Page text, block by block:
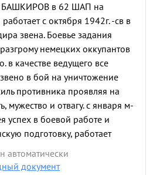
БАШКИРОВ в 62 ШАП на
с октября 1942г. -св в
звена. Боевье задания
немецких оккупантов
в качестве ведущего все
в бой на уничтожение
противника проявляя на
мужество и отвагу. с января м-
успех в боевой работе и
подготовку, работает
период его эскадрилья
все боевые задания
автоматически
документ